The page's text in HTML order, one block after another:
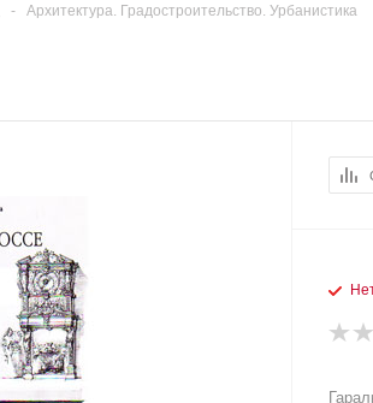
- Архитектура. Градостроительство. Урбанистика